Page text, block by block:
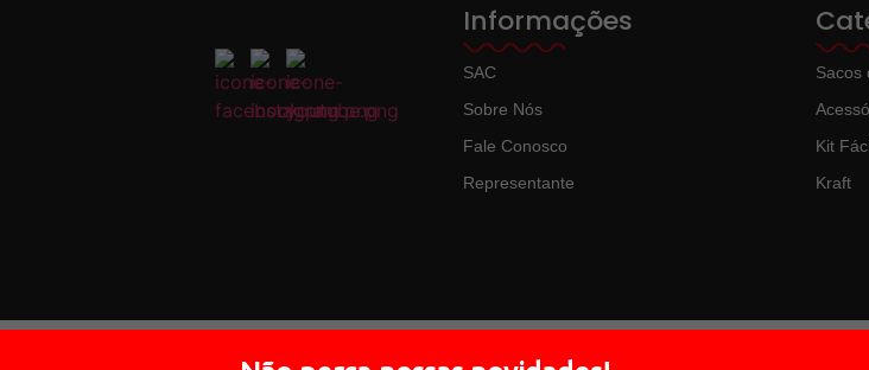
Informações
SAC
Sobre Nós
Fale Conosco
Representante
Sacos
Kit
Kraft
O Impacto na média dos salários está diretamente